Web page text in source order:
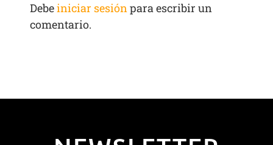
Debeiniciar sesiónpara escribir un
comentario.